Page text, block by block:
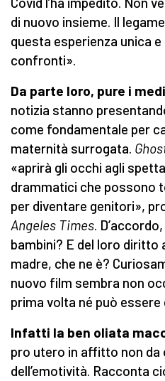
di nuovo insieme. Il
questa esperienza unica
confronti».
Da parte loro, pure i
notizia stanno
come fondamentale per
maternità surrogata.
«aprirà gli occhi agli
drammatici che possono
per diventare genitori»,
Angeles Times.
bambini? E del loro diritto
madre, che ne è?
nuovo film sembra non
prima volta né può
Infatti la ben oliata
pro utero in affitto non da
dell’emotività. Racconta